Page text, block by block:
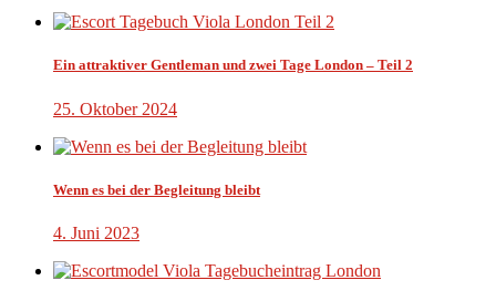
Ein attraktiver Gentleman und zwei Tage London – Teil 2
25. Oktober 2024
Wenn es bei der Begleitung bleibt
4. Juni 2023